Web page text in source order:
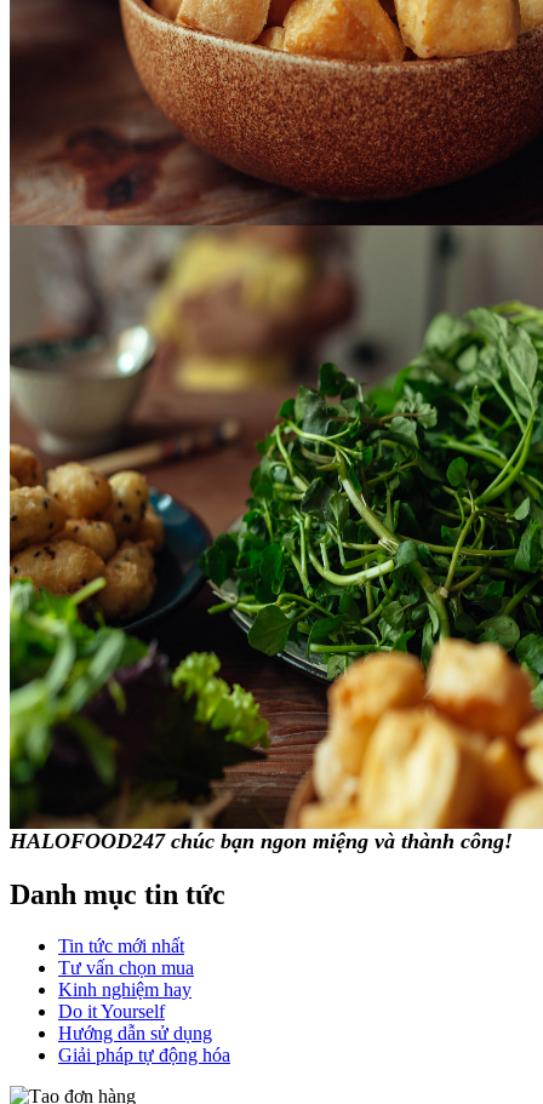
HALOFOOD247 chúc bạn ngon miệng và thành công!
Danh mục tin tức
Tin tức mới nhất
Tư vấn chọn mua
Kinh nghiệm hay
Do it Yourself
Hướng dẫn sử dụng
Giải pháp tự động hóa